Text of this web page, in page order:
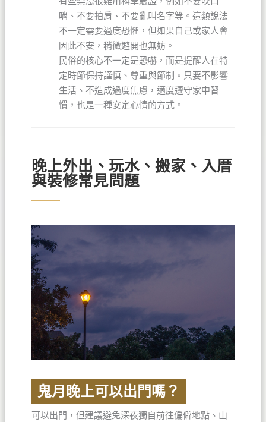
哨、不要拍肩、不要亂叫名字等。這類說法
不一定需要過度恐懼，但如果自己或家人會
因此不安，稍微避開也無妨。
民俗的核心不一定是恐嚇，而是提醒人在特
定時節保持謹慎、尊重與節制。只要不影響
生活、不造成過度焦慮，適度遵守家中習
慣，也是一種安定心情的方式。
晚上外出、玩水、搬家、入厝
與裝修常見問題
鬼月晚上可以出門嗎？
可以出門，但建議避免深夜獨自前往偏僻地點、山